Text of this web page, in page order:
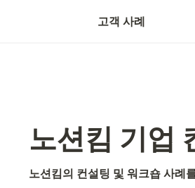
고객 사례
산업별 사례
노션킴 기업
노션킴의 컨설팅 및 워크숍 사례